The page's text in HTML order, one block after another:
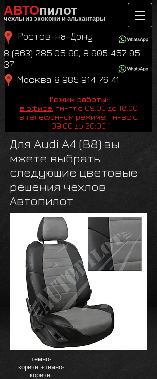
АВТО​​пилот
чехлы из экокожи и алькантары
Ростов-на-Дону
8 (863) 285 05 99, 8 905 457 95
37
Москва 8 985 914 76 41
Режим работы:
в офисе: пн-пт с 09:00 до 18:00
в телефонном режиме: пн-вс с
09:00 до 20:00
Для Audi A4 (B8) вы
мжете выбрать
следующие цветовые
решения чехлов
Автопилот
темно-
коричн.+темно-
коричн.